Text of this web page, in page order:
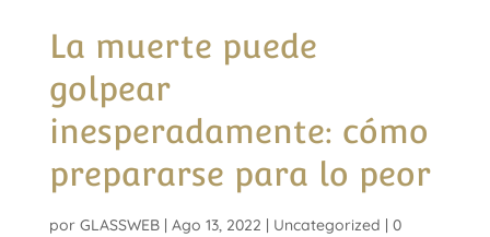
La muerte puede
golpear
inesperadamente: cómo
prepararse para lo peor
por GLASSWEB| Ago 13, 2022 | Uncategorized | 0